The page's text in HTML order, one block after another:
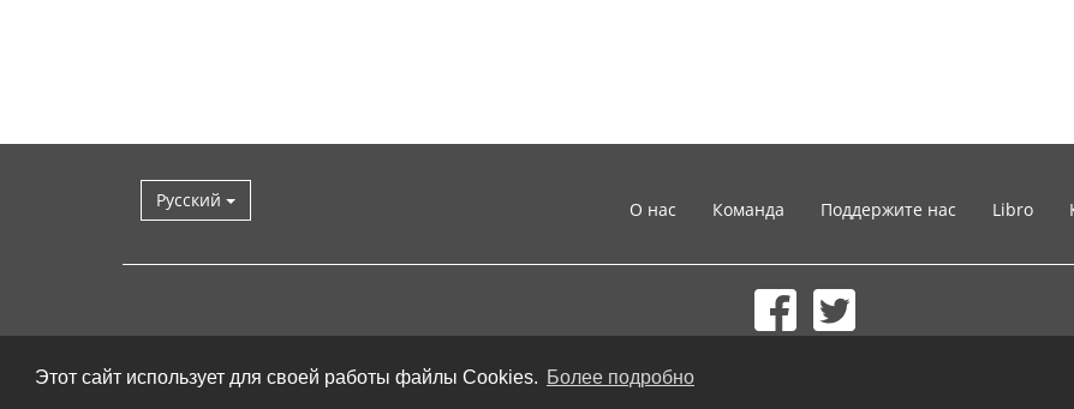
Этот сайт использует для своей работы файлы Cookies. Более подробно
Русский О нас Команда Поддержите нас Libro